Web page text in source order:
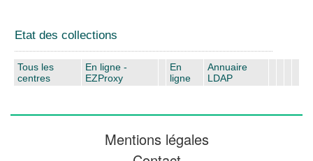
Etat des collections
Tous les
centres
En ligne -
EZProxy
En
ligne
Annuaire
LDAP
Mentions légales